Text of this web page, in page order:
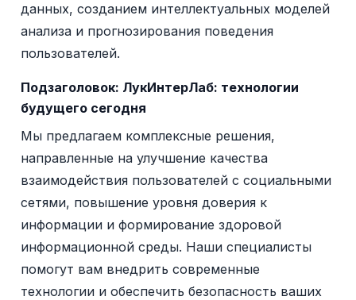
данных, созданием интеллектуальных моделей
анализа и прогнозирования поведения
пользователей.
Подзаголовок: ЛукИнтерЛаб: технологии
будущего сегодня
Мы предлагаем комплексные решения,
направленные на улучшение качества
взаимодействия пользователей с социальными
сетями, повышение уровня доверия к
информации и формирование здоровой
информационной среды. Наши специалисты
помогут вам внедрить современные
технологии и обеспечить безопасность ваших